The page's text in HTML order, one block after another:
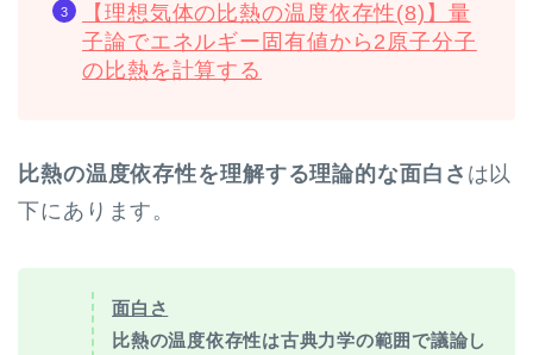
【理想気体の比熱の温度依存性(8)】量
子論でエネルギー固有値から2原子分子
の比熱を計算する
比熱の温度依存性を理解する理論的な面白さ は以
下にあります。
面白さ
比熱の温度依存性は古典力学の範囲で議論し